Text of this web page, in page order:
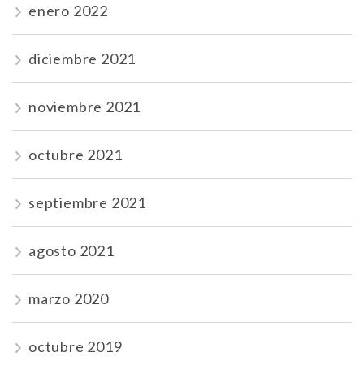
enero 2022
diciembre 2021
noviembre 2021
octubre 2021
septiembre 2021
agosto 2021
marzo 2020
octubre 2019